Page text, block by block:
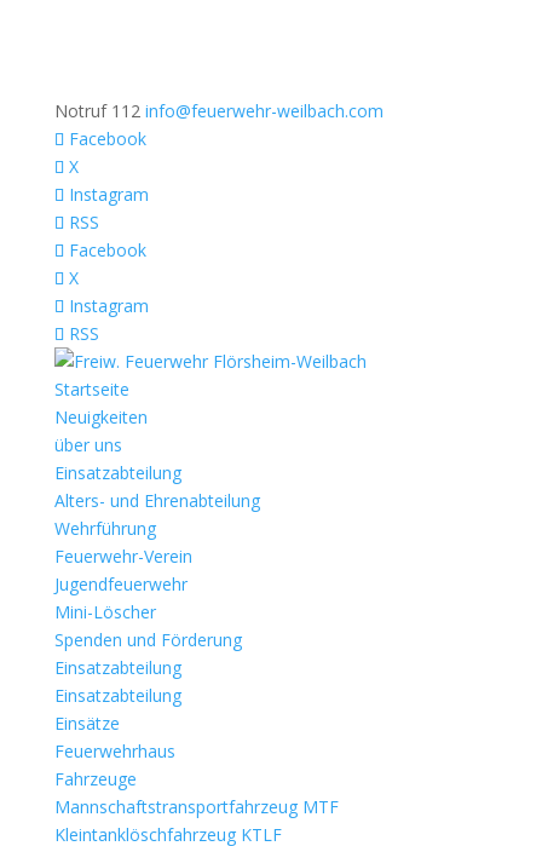
Notruf 112 info@feuerwehr-weilbach.com
Facebook
X
Instagram
RSS
Facebook
X
Instagram
RSS
Startseite
Neuigkeiten
über uns
Einsatzabteilung
Alters- und Ehrenabteilung
Wehrführung
Feuerwehr-Verein
Jugendfeuerwehr
Mini-Löscher
Spenden und Förderung
Einsatzabteilung
Einsatzabteilung
Einsätze
Feuerwehrhaus
Fahrzeuge
Mannschaftstransportfahrzeug MTF
Kleintanklöschfahrzeug KTLF